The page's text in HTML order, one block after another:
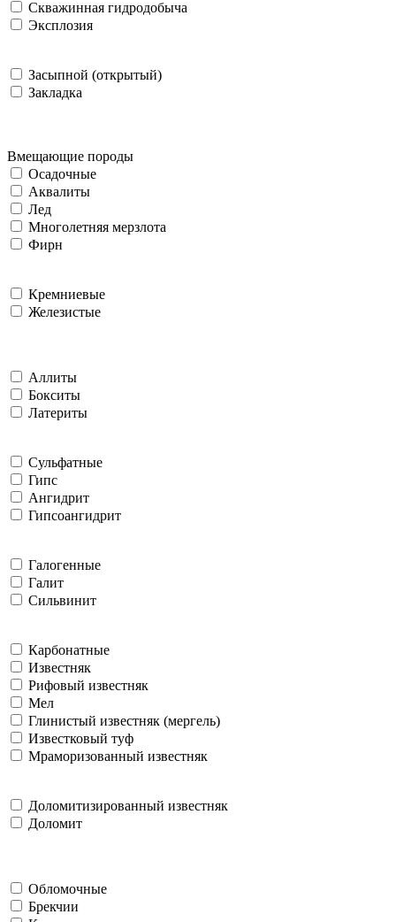
Скважинная гидродобыча
Эксплозия
Засыпной (открытый)
Закладка
Вмещающие породы
Осадочные
Аквалиты
Лед
Многолетняя мерзлота
Фирн
Кремниевые
Железистые
Аллиты
Бокситы
Латериты
Сульфатные
Гипс
Ангидрит
Гипсоангидрит
Галогенные
Галит
Сильвинит
Карбонатные
Известняк
Рифовый известняк
Мел
Глинистый известняк (мергель)
Известковый туф
Мраморизованный известняк
Доломитизированный известняк
Доломит
Обломочные
Брекчии